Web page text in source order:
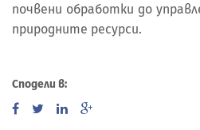
почвени обработки до
природните ресурси.
Сподели в: